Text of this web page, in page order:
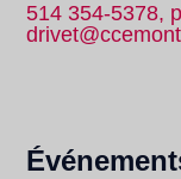
514 354-5378,